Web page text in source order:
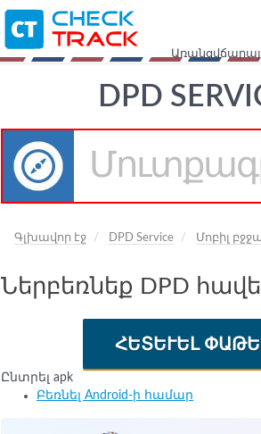
DPD
Գլխավոր էջ DPD Service Մոբիլ
Ներբեռնեք DPD
ՀԵՏԵՒԵԼ
Ընտրել apk
Բեռնել Android-ի համար